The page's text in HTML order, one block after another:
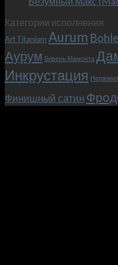
Категории исполнения
Art Titanium Aurum
Аурум Бивень Мамонта
Инкрустация
Финишный сатин